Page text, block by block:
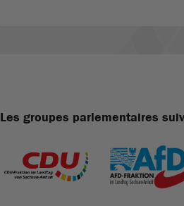
Les groupes parlementaires